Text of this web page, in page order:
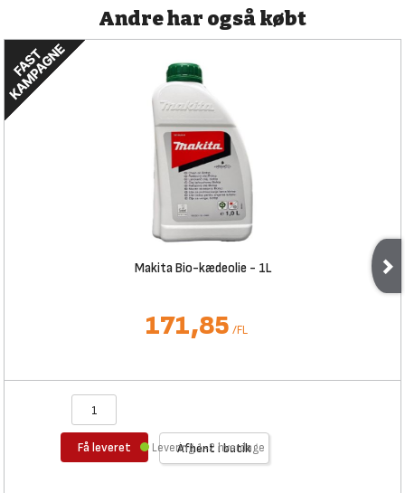
Andre har også købt
Makita Bio-kædeolie - 1L
171,85 /FL
Få leveret Afhent i butik
Levering 1-2 hverdage